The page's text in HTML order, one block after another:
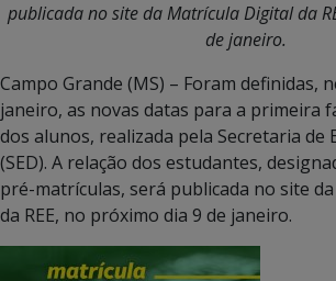
publicada no site da Matrícula Digital da
de janeiro.
Campo Grande (MS) – Foram definidas,
janeiro, as novas datas para a primeira
dos alunos, realizada pela Secretaria de
(SED). A relação dos estudantes,
pré-matrículas, será publicada no site
da REE, no próximo dia 9 de janeiro.